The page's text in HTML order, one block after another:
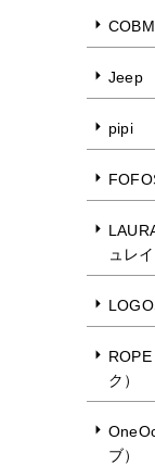
Jeep
pipi
ュレイ
ク）
ブ）